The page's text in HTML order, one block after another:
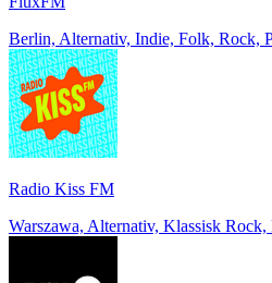
Berlin, Alternativ, Indie, Folk, Rock,
Radio Kiss FM
Warszawa, Alternativ, Klassisk Rock,